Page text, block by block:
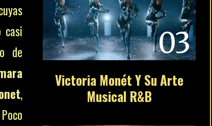
casi
de
,
03
Victoria Monét Y Su Arte
Musical R&B